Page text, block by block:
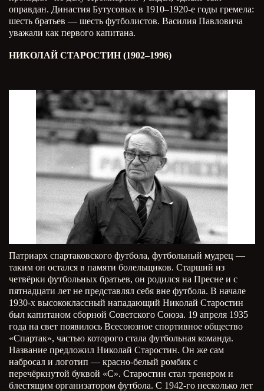
оправдан. Династия Бутусовых в 1910–1920-е годы гремела:
шесть братьев — шесть футболистов. Василия Павловича
уважали как первого капитана.
НИКОЛАЙ СТАРОСТИН (1902–1996)
Патриарх спартаковского футбола, футбольный мудрец —
таким он остался в памяти болельщиков. Старший из
четвёрки футбольных братьев, он родился на Пресне и с
пятнадцати лет не представлял себя вне футбола. В начале
1930-х высококлассный нападающий Николай Старостин
был капитаном сборной Советского Союза. 19 апреля 1935
года на свет появилось Всесоюзное спортивное общество
«Спартак», частью которого стала футбольная команда.
Название предложил Николай Старостин. Он же сам
набросал и логотип — красно-белый ромбик с
перечёркнутой буквой «С». Старостин стал тренером и
блестящим организатором футбола. С 1942-го несколько лет